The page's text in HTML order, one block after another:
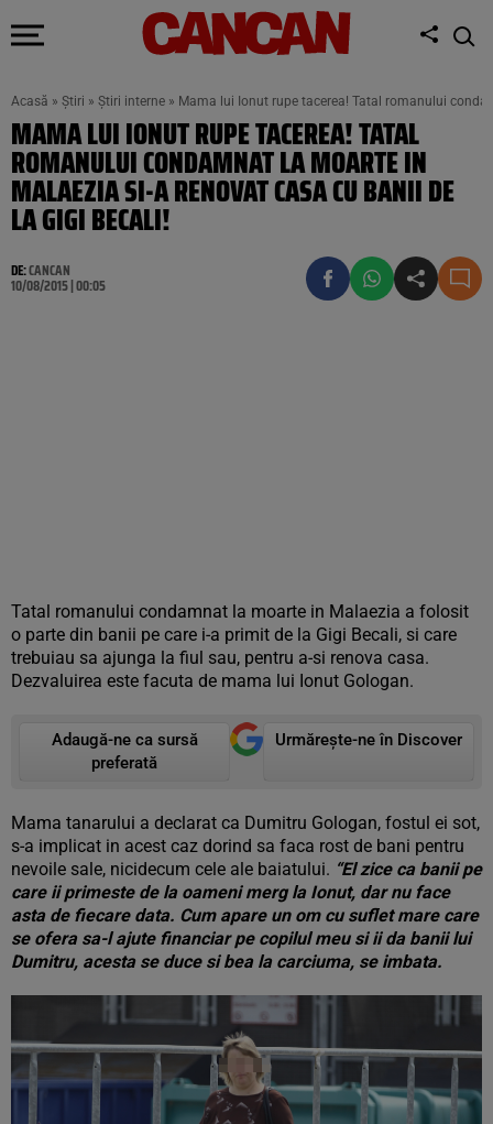
Acasă » Știri » Știri interne » Mama lui Ionut rupe tacerea! Tatal romanului
MAMA LUI IONUT RUPE TACEREA! TATAL
ROMANULUI CONDAMNAT LA MOARTE IN
MALAEZIA SI-A RENOVAT CASA CU BANII DE
LA GIGI BECALI!
DE:CANCAN
10/08/2015 | 00:05
Tatal romanului condamnat la moarte in Malaezia a folosit
o parte din banii pe care i-a primit de la Gigi Becali, si care
trebuiau sa ajunga la fiul sau, pentru a-si renova casa.
Dezvaluirea este facuta de mama lui Ionut Gologan.
Adaugă-ne ca sursă
preferată
Urmărește-ne în Discover
Mama tanarului a declarat ca Dumitru Gologan, fostul ei sot,
s-a implicat in acest caz dorind sa faca rost de bani pentru
nevoile sale, nicidecum cele ale baiatului. “El zice ca banii pe
care ii primeste de la oameni merg la Ionut, dar nu face
asta de fiecare data. Cum apare un om cu suflet mare care
se ofera sa-l ajute financiar pe copilul meu si ii da banii lui
Dumitru, acesta se duce si bea la carciuma, se imbata.